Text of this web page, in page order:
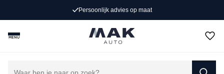
Persoonlijk advies op maat
MENU
Rijd weg in jouw droom-BMW. Bij MAK Auto vind je een
exclusief aanbod BMW occasions, van de sportieve BMW
3 Serie tot de ruime BMW X5. Bekijk ons aanbod online of